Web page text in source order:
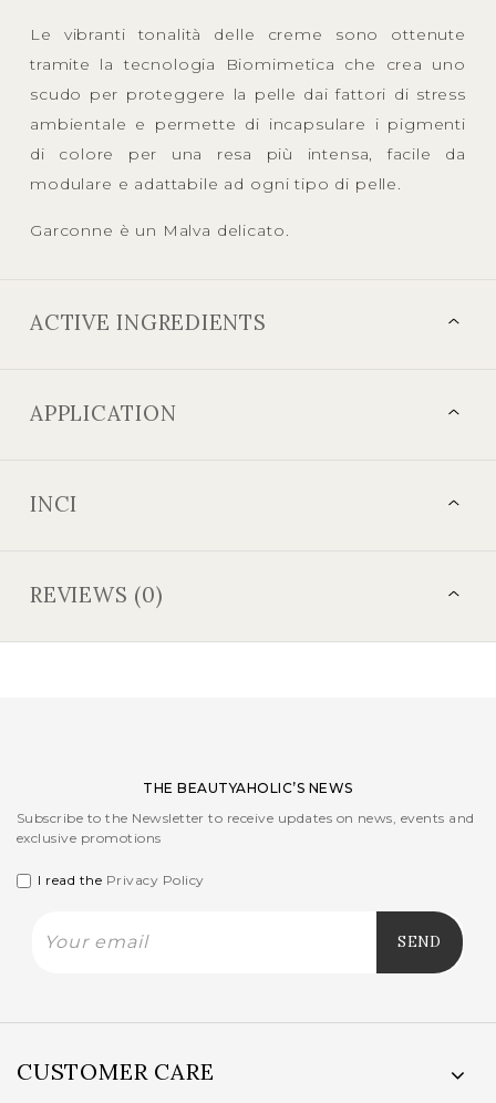
Le vibranti tonalità delle creme sono ottenute
tramite la tecnologia Biomimetica che crea uno
scudo per proteggere la pelle dai fattori di stress
ambientale e permette di incapsulare i pigmenti
di colore per una resa più intensa, facile da
modulare e adattabile ad ogni tipo di pelle.
Garconne è un Malva delicato.
ACTIVE INGREDIENTS
APPLICATION
INCI
REVIEWS (0)
THE BEAUTYAHOLIC’S NEWS
Subscribe to the Newsletter to receive updates on news, events and
exclusive promotions
I read the Privacy Policy
CUSTOMER CARE